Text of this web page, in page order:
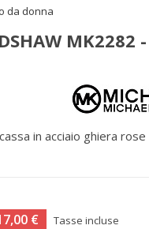
da donna
MK2282
in acciaio ghiera
€ Tasse incluse